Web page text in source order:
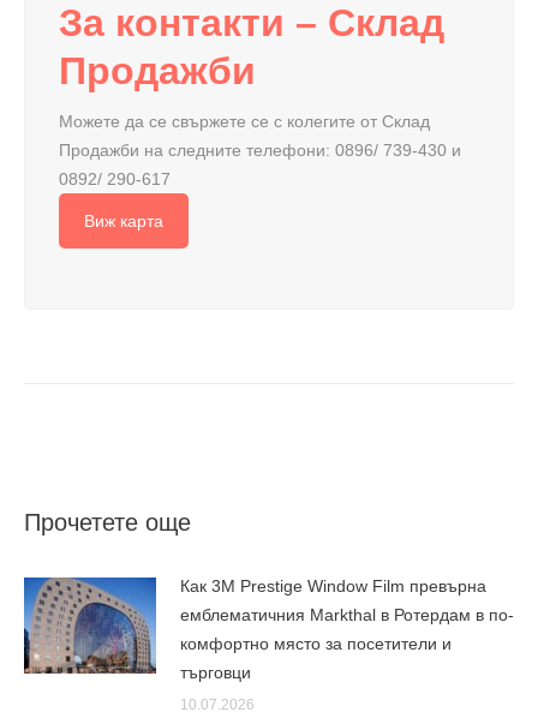
За контакти – Склад
Продажби
Можете да се свържете се с колегите от Склад
Продажби на следните телефони: 0896/ 739-430 и
0892/ 290-617
Виж карта
Прочетете още
Как 3M Prestige Window Film превърна
емблематичния Markthal в Ротердам в по-
комфортно място за посетители и
търговци
10.07.2026